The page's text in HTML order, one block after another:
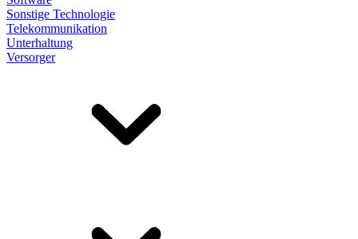
Sonstige Technologie
Telekommunikation
Unterhaltung
Versorger